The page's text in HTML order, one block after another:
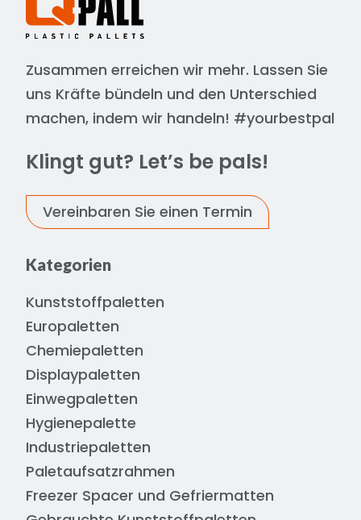
Zusammen erreichen wir mehr. Lassen Sie
uns Kräfte bündeln und den Unterschied
machen, indem wir handeln! #yourbestpal
Klingt gut? Let’s be pals!
Vereinbaren Sie einen Termin
Kategorien
Kunststoffpaletten
Europaletten
Chemiepaletten
Displaypaletten
Einwegpaletten
Hygienepalette
Industriepaletten
Paletaufsatzrahmen
Freezer Spacer und Gefriermatten